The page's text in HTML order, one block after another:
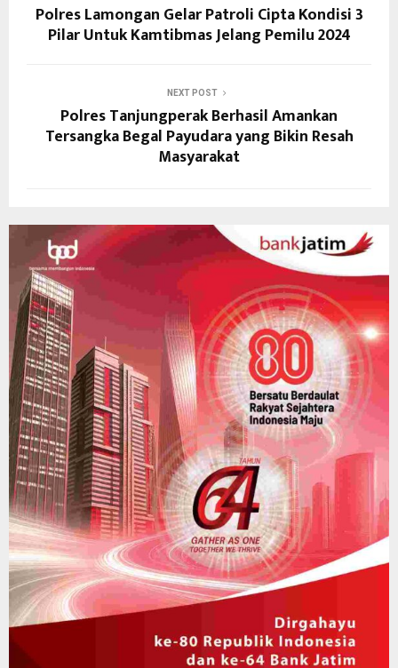
Polres Lamongan Gelar Patroli Cipta Kondisi 3
Pilar Untuk Kamtibmas Jelang Pemilu 2024
NEXT POST
Polres Tanjungperak Berhasil Amankan
Tersangka Begal Payudara yang Bikin Resah
Masyarakat